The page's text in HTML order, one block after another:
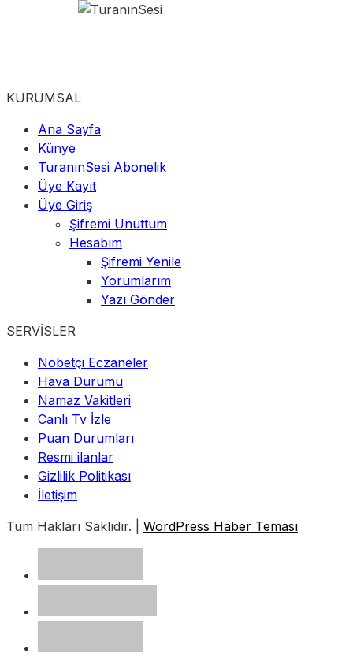
KURUMSAL
Ana Sayfa
Künye
TuranınSesi Abonelik
Üye Kayıt
Üye Giriş
Şifremi Unuttum
Hesabım
Şifremi Yenile
Yorumlarım
Yazı Gönder
SERVİSLER
Nöbetçi Eczaneler
Hava Durumu
Namaz Vakitleri
Canlı Tv İzle
Puan Durumları
Resmi ilanlar
Gizlilik Politikası
İletişim
Tüm Hakları Saklıdır. | WordPress Haber Teması